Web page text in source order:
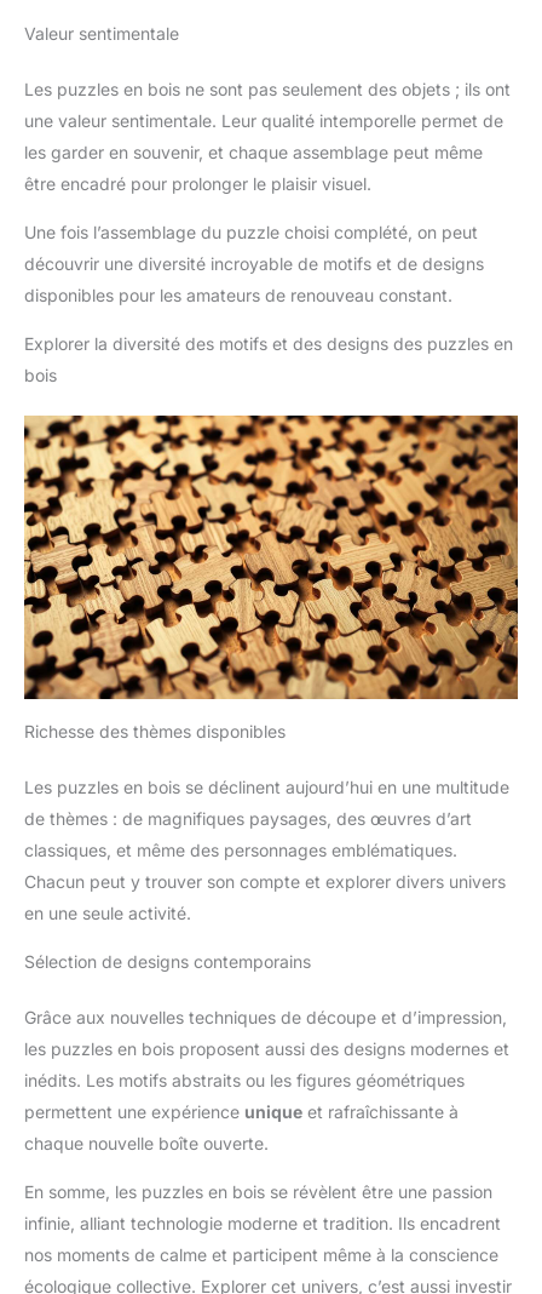
Valeur sentimentale
Les puzzles en bois ne sont pas seulement des objets ; ils ont
une valeur sentimentale. Leur qualité intemporelle permet de
les garder en souvenir, et chaque assemblage peut même
être encadré pour prolonger le plaisir visuel.
Une fois l’assemblage du puzzle choisi complété, on peut
découvrir une diversité incroyable de motifs et de designs
disponibles pour les amateurs de renouveau constant.
Explorer la diversité des motifs et des designs des puzzles en
bois
Richesse des thèmes disponibles
Les puzzles en bois se déclinent aujourd’hui en une multitude
de thèmes : de magnifiques paysages, des œuvres d’art
classiques, et même des personnages emblématiques.
Chacun peut y trouver son compte et explorer divers univers
en une seule activité.
Sélection de designs contemporains
Grâce aux nouvelles techniques de découpe et d’impression,
les puzzles en bois proposent aussi des designs modernes et
inédits. Les motifs abstraits ou les figures géométriques
permettent une expérience unique et rafraîchissante à
chaque nouvelle boîte ouverte.
En somme, les puzzles en bois se révèlent être une passion
infinie, alliant technologie moderne et tradition. Ils encadrent
nos moments de calme et participent même à la conscience
écologique collective. Explorer cet univers, c’est aussi investir